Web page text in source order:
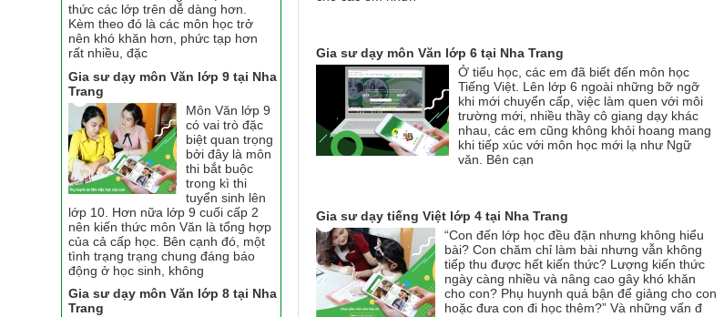
Gia sư dạy môn Văn lớp 6 tại Nha Trang
Ở tiểu học, các em đã biết đến môn học
Tiếng Việt. Lên lớp 6 ngoài những bỡ ngỡ
khi mới chuyển cấp, việc làm quen với môi
trường mới, nhiều thầy cô giang dạy khác
nhau, các em cũng không khỏi hoang mang
khi tiếp xúc với môn học mới lạ như Ngữ
văn. Bên cạn
Gia sư dạy tiếng Việt lớp 4 tại Nha Trang
“Con đến lớp học đều đặn nhưng không hiểu
bài? Con chăm chỉ làm bài nhưng vẫn không
tiếp thu được hết kiến thức? Lượng kiến thức
ngày càng nhiều và nâng cao gây khó khăn
cho con? Phụ huynh quá bận để giảng cho con
hoặc đưa con đi học thêm?” Và những vấn đ
thức các lớp trên dễ dàng hơn.
Kèm theo đó là các môn học trở
nên khó khăn hơn, phức tạp hơn
rất nhiều, đặc
Gia sư dạy môn Văn lớp 9 tại Nha
Trang
Môn Văn lớp 9
có vai trò đặc
biệt quan trọng
bởi đây là môn
thi bắt buộc
trong kì thi
tuyển sinh lên
lớp 10. Hơn nữa lớp 9 cuối cấp 2
nên kiến thức môn Văn là tổng hợp
của cả cấp học. Bên cạnh đó, một
tình trạng trạng chung đáng báo
động ở học sinh, không
Gia sư dạy môn Văn lớp 8 tại Nha
Trang